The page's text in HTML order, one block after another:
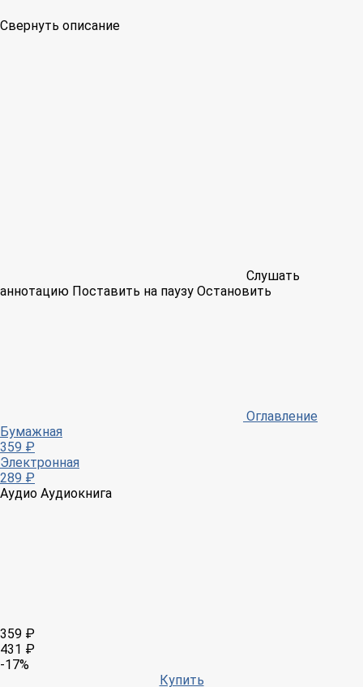
Свернуть описание
Слушать
аннотацию Поставить на паузу Остановить
Оглавление
Бумажная
359 ₽
Электронная
289 ₽
Аудио Аудиокнига
359 ₽
431 ₽
-17%
Купить